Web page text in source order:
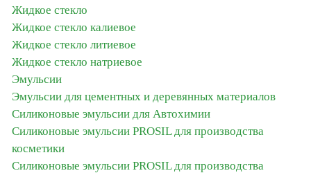
Жидкое стекло
Жидкое стекло калиевое
Жидкое стекло литиевое
Жидкое стекло натриевое
Эмульсии
Эмульсии для цементных и деревянных материалов
Силиконовые эмульсии для Автохимии
Силиконовые эмульсии PROSIL для производства
косметики
Силиконовые эмульсии PROSIL для производства